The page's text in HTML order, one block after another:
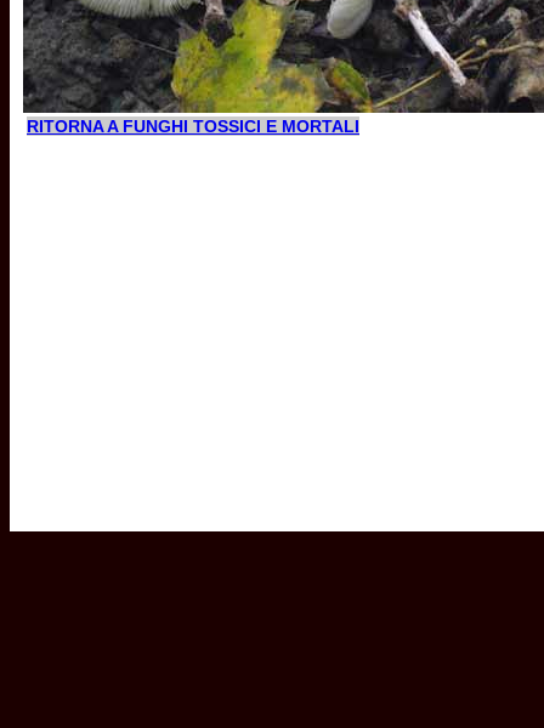
RITORNA A FUNGHI TOSSICI E MORTALI